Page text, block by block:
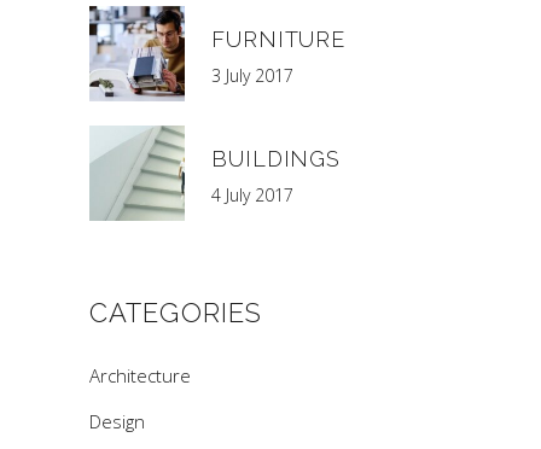
FURNITURE
3 July 2017
BUILDINGS
4 July 2017
CATEGORIES
Architecture
Design